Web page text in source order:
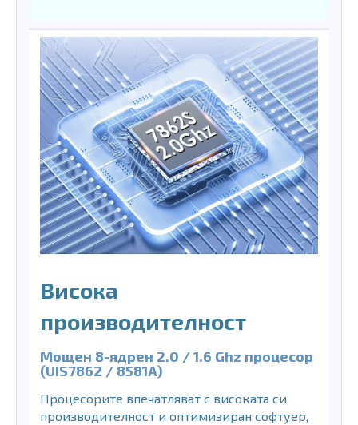
Висока
производителност
Мощен 8-ядрен 2.0 / 1.6 Ghz процесор
(UIS7862 / 8581A)
Процесорите впечатляват с високата си
производителност и оптимизиран софтуер,